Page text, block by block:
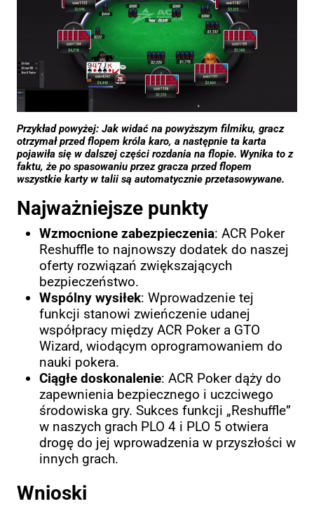
Przykład powyżej: Jak widać na powyższym filmiku, gracz
otrzymał przed flopem króla karo, a następnie ta karta
pojawiła się w dalszej części rozdania na flopie. Wynika to z
faktu, że po spasowaniu przez gracza przed flopem
wszystkie karty w talii są automatycznie przetasowywane.
Najważniejsze punkty
Wzmocnione zabezpieczenia: ACR Poker
Reshuffle to najnowszy dodatek do naszej
oferty rozwiązań zwiększających
bezpieczeństwo.
Wspólny wysiłek: Wprowadzenie tej
funkcji stanowi zwieńczenie udanej
współpracy między ACR Poker a GTO
Wizard, wiodącym oprogramowaniem do
nauki pokera.
Ciągłe doskonalenie: ACR Poker dąży do
zapewnienia bezpiecznego i uczciwego
środowiska gry. Sukces funkcji „Reshuffle”
w naszych grach PLO 4 i PLO 5 otwiera
drogę do jej wprowadzenia w przyszłości w
innych grach.
Wnioski